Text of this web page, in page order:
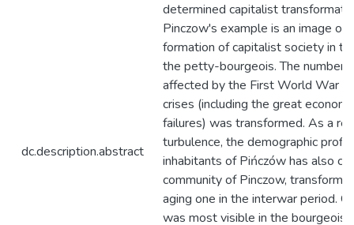
dc.description.abstract
determined capitalist
Pinczow's example is an image of
formation of capitalist society in
the petty-bourgeois. The number
affected by the First World War
crises (including the great
failures) was transformed. As a
turbulence, the demographic
inhabitants of Pińczów has also
community of Pinczow,
aging one in the interwar period.
was most visible in the bourgeois